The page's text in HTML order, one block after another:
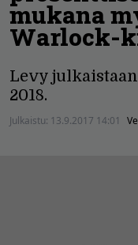
mukana
Warlock-
Levy
2018.
Julkaistu: 13.9.2017 14:01